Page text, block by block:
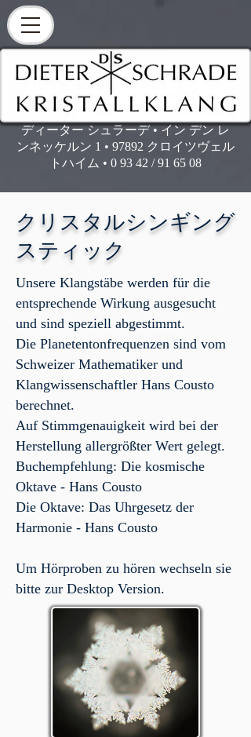
ディーター シュラーデ • イン デン レ
ンネッケルン 1 • 97892 クロイツヴェル
トハイム • 0 93 42 / 91 65 08
クリスタルシンギング
スティック
Unsere Klangstäbe werden für die
entsprechende Wirkung ausgesucht
und sind speziell abgestimmt.
Die Planetentonfrequenzen sind vom
Schweizer Mathematiker und
Klangwissenschaftler Hans Cousto
berechnet.
Auf Stimmgenauigkeit wird bei der
Herstellung allergrößter Wert gelegt.
Buchempfehlung: Die kosmische
Oktave - Hans Cousto
Die Oktave: Das Uhrgesetz der
Harmonie - Hans Cousto
Um Hörproben zu hören wechseln sie
bitte zur Desktop Version.